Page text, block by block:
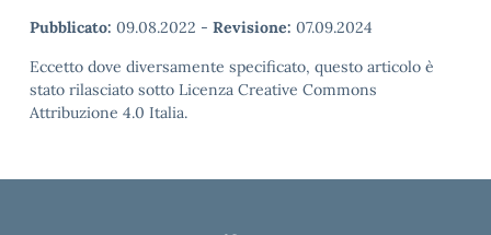
Pubblicato: 09.08.2022 - Revisione: 07.09.2024
Eccetto dove diversamente specificato, questo articolo è
stato rilasciato sotto Licenza Creative Commons
Attribuzione 4.0 Italia.